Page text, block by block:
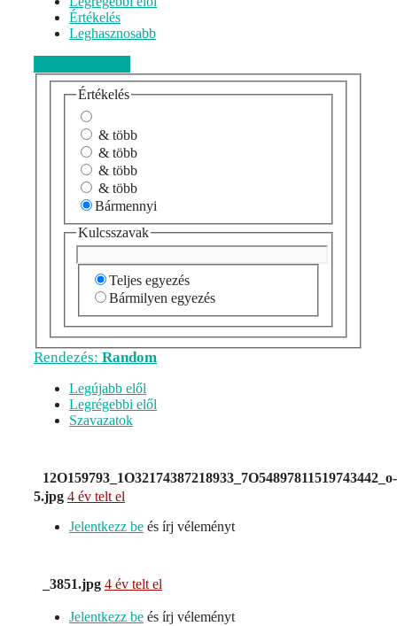
Értékelés
Leghasznosabb
Értékelés
& több
& több
& több
& több
Bármennyi
Kulcsszavak
Teljes egyezés
Bármilyen egyezés
Rendezés: Random
Legújabb elől
Legrégebbi elől
Szavazatok
12O159793_1O32174387218933_7O54897811519743442_o-
5.jpg 4 év telt el
Jelentkezz be és írj véleményt
_3851.jpg 4 év telt el
Jelentkezz be és írj véleményt